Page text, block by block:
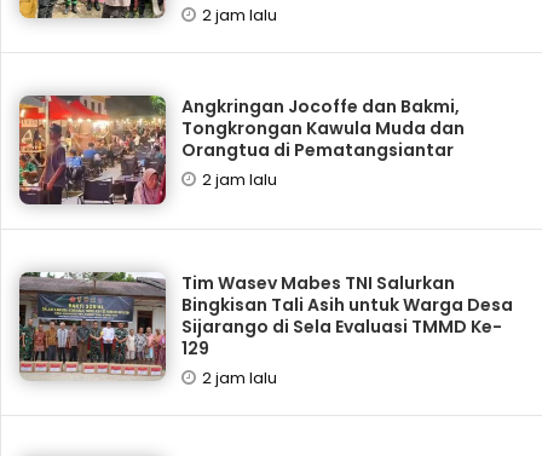
2 jam lalu
Angkringan Jocoffe dan Bakmi,
Tongkrongan Kawula Muda dan
Orangtua di Pematangsiantar
2 jam lalu
Tim Wasev Mabes TNI Salurkan
Bingkisan Tali Asih untuk Warga Desa
Sijarango di Sela Evaluasi TMMD Ke-
129
2 jam lalu